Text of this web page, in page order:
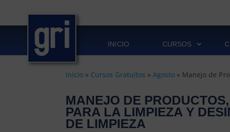
INICIO CURSOS
Inicio » Cursos Gratuitos »Agosto » Manejo de
MANEJO DE
PARA LA LIMPIEZA Y
DE LIMPIEZA